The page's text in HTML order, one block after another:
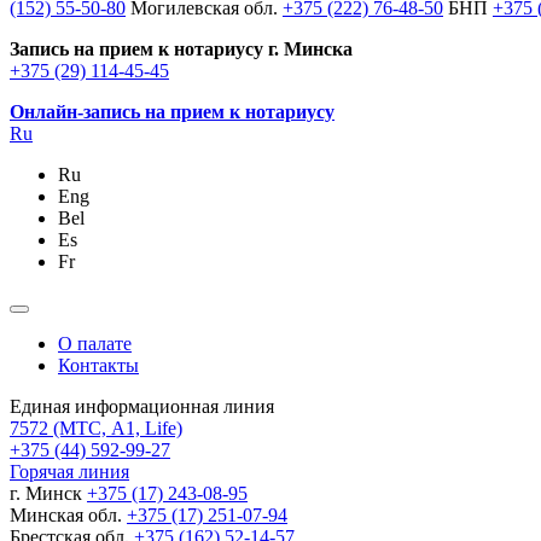
(152) 55-50-80 Могилевская обл. +375 (222) 76-48-50 БНП +375
Запись на прием к нотариусу г. Минска
+375 (29) 114-45-45
Онлайн-запись на прием к нотариусу
Ru
Ru
Eng
Bel
Es
Fr
О палате
Контакты
Единая информационная линия
7572 (МТС, A1, Life)
+375 (44) 592-99-27
Горячая линия
г. Минск +375 (17) 243-08-95
Минская обл. +375 (17) 251-07-94
Брестская обл. +375 (162) 52-14-57